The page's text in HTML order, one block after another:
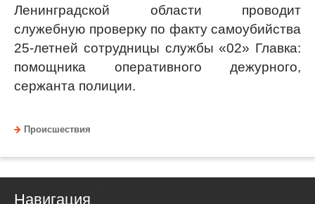
Ленинградской области проводит
служебную проверку по факту самоубийства
25-летней сотрудницы службы «02» Главка:
помощника оперативного дежурного,
сержанта полиции.
Происшествия
Навигация